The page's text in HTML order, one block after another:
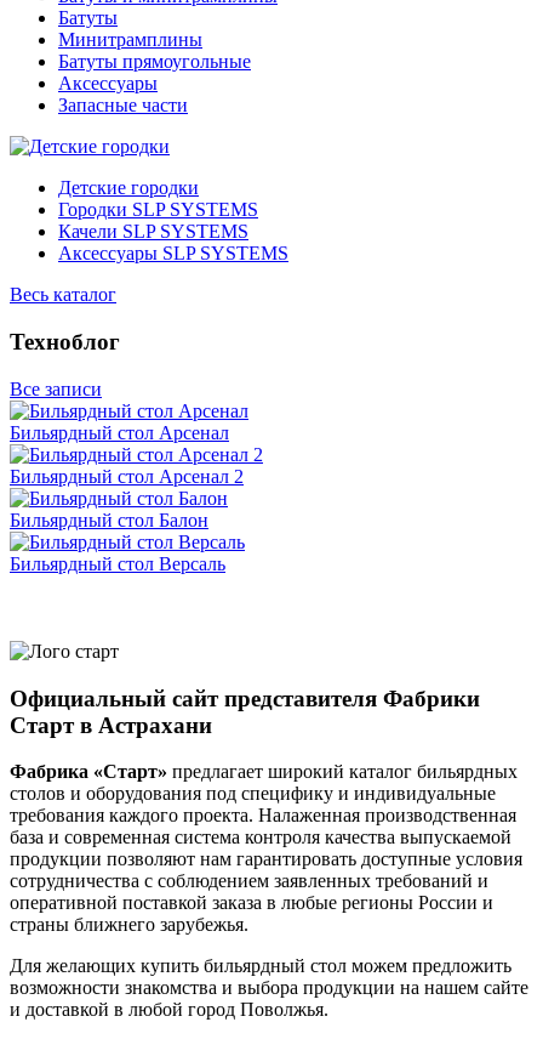
Батуты
Минитрамплины
Батуты прямоугольные
Аксессуары
Запасные части
Детские городки
Городки SLP SYSTEMS
Качели SLP SYSTEMS
Аксессуары SLP SYSTEMS
Весь каталог
Техноблог
Все записи
Бильярдный стол Арсенал
Бильярдный стол Арсенал 2
Бильярдный стол Балон
Бильярдный стол Версаль
Официальный сайт представителя Фабрики
Старт в Астрахани
Фабрика «Старт» предлагает широкий каталог бильярдных
столов и оборудования под специфику и индивидуальные
требования каждого проекта. Налаженная производственная
база и современная система контроля качества выпускаемой
продукции позволяют нам гарантировать доступные условия
сотрудничества с соблюдением заявленных требований и
оперативной поставкой заказа в любые регионы России и
страны ближнего зарубежья.
Для желающих купить бильярдный стол можем предложить
возможности знакомства и выбора продукции на нашем сайте
и доставкой в любой город Поволжья.